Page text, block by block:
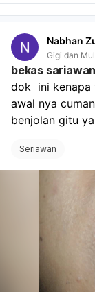
Nabhan
Gigi dan
bekas sariawan
dok  ini kenapa
awal nya
benjolan gitu
Seriawan